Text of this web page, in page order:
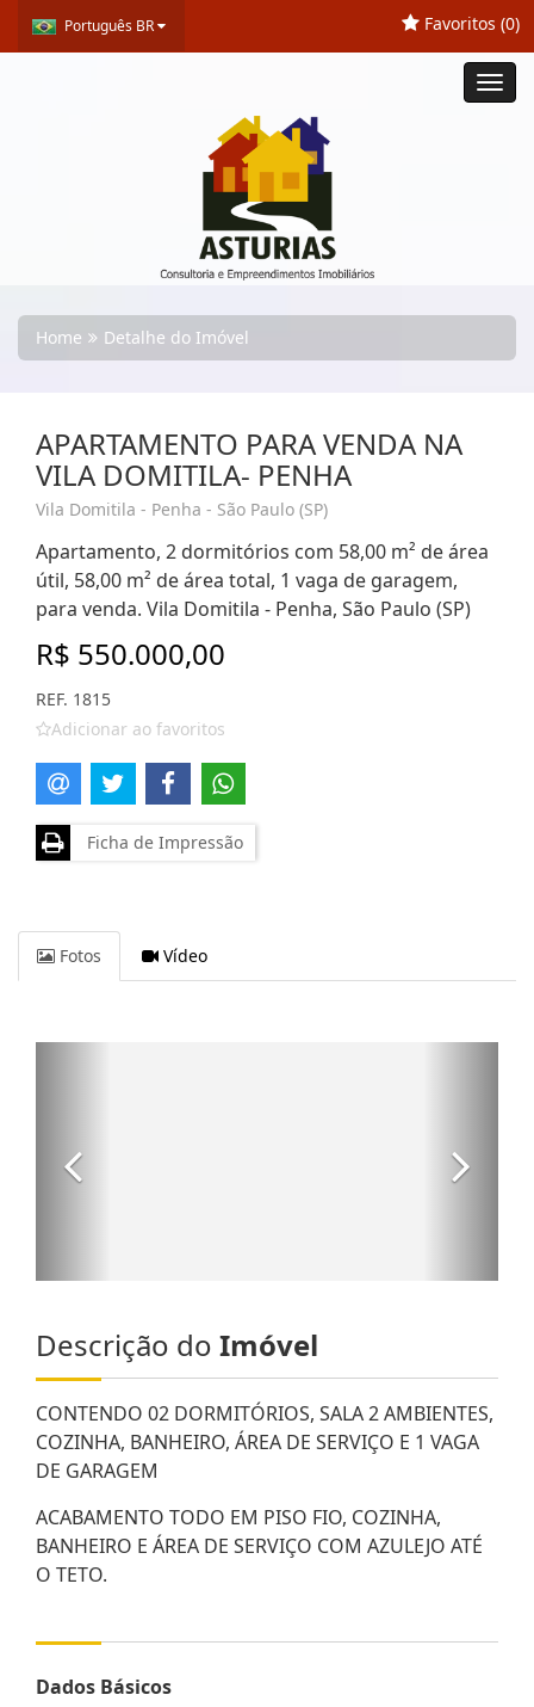
Português BR Favoritos (0)
Home Detalhe do Imóvel
APARTAMENTO PARA VENDA NA
VILA DOMITILA- PENHA
Vila Domitila - Penha - São Paulo (SP)
Apartamento, 2 dormitórios com 58,00 m² de área
útil, 58,00 m² de área total, 1 vaga de garagem,
para venda. Vila Domitila - Penha, São Paulo (SP)
R$ 550.000,00
REF. 1815
Adicionar ao favoritos
Ficha de Impressão
Fotos Vídeo
Descrição do Imóvel
CONTENDO 02 DORMITÓRIOS, SALA 2 AMBIENTES,
COZINHA, BANHEIRO, ÁREA DE SERVIÇO E 1 VAGA
DE GARAGEM
ACABAMENTO TODO EM PISO FIO, COZINHA,
BANHEIRO E ÁREA DE SERVIÇO COM AZULEJO ATÉ
O TETO.
Dados Básicos